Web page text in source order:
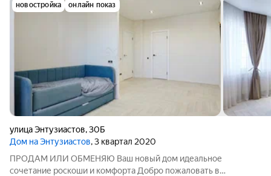
новостройка онлайн показ
улица Энтузиастов,30Б
Дом на Энтузиастов, 3 квартал 2020
ПРОДАМ ИЛИ ОБМЕНЯЮ Ваш новый дом идеальное
сочетание роскоши и комфорта Добро пожаловать в